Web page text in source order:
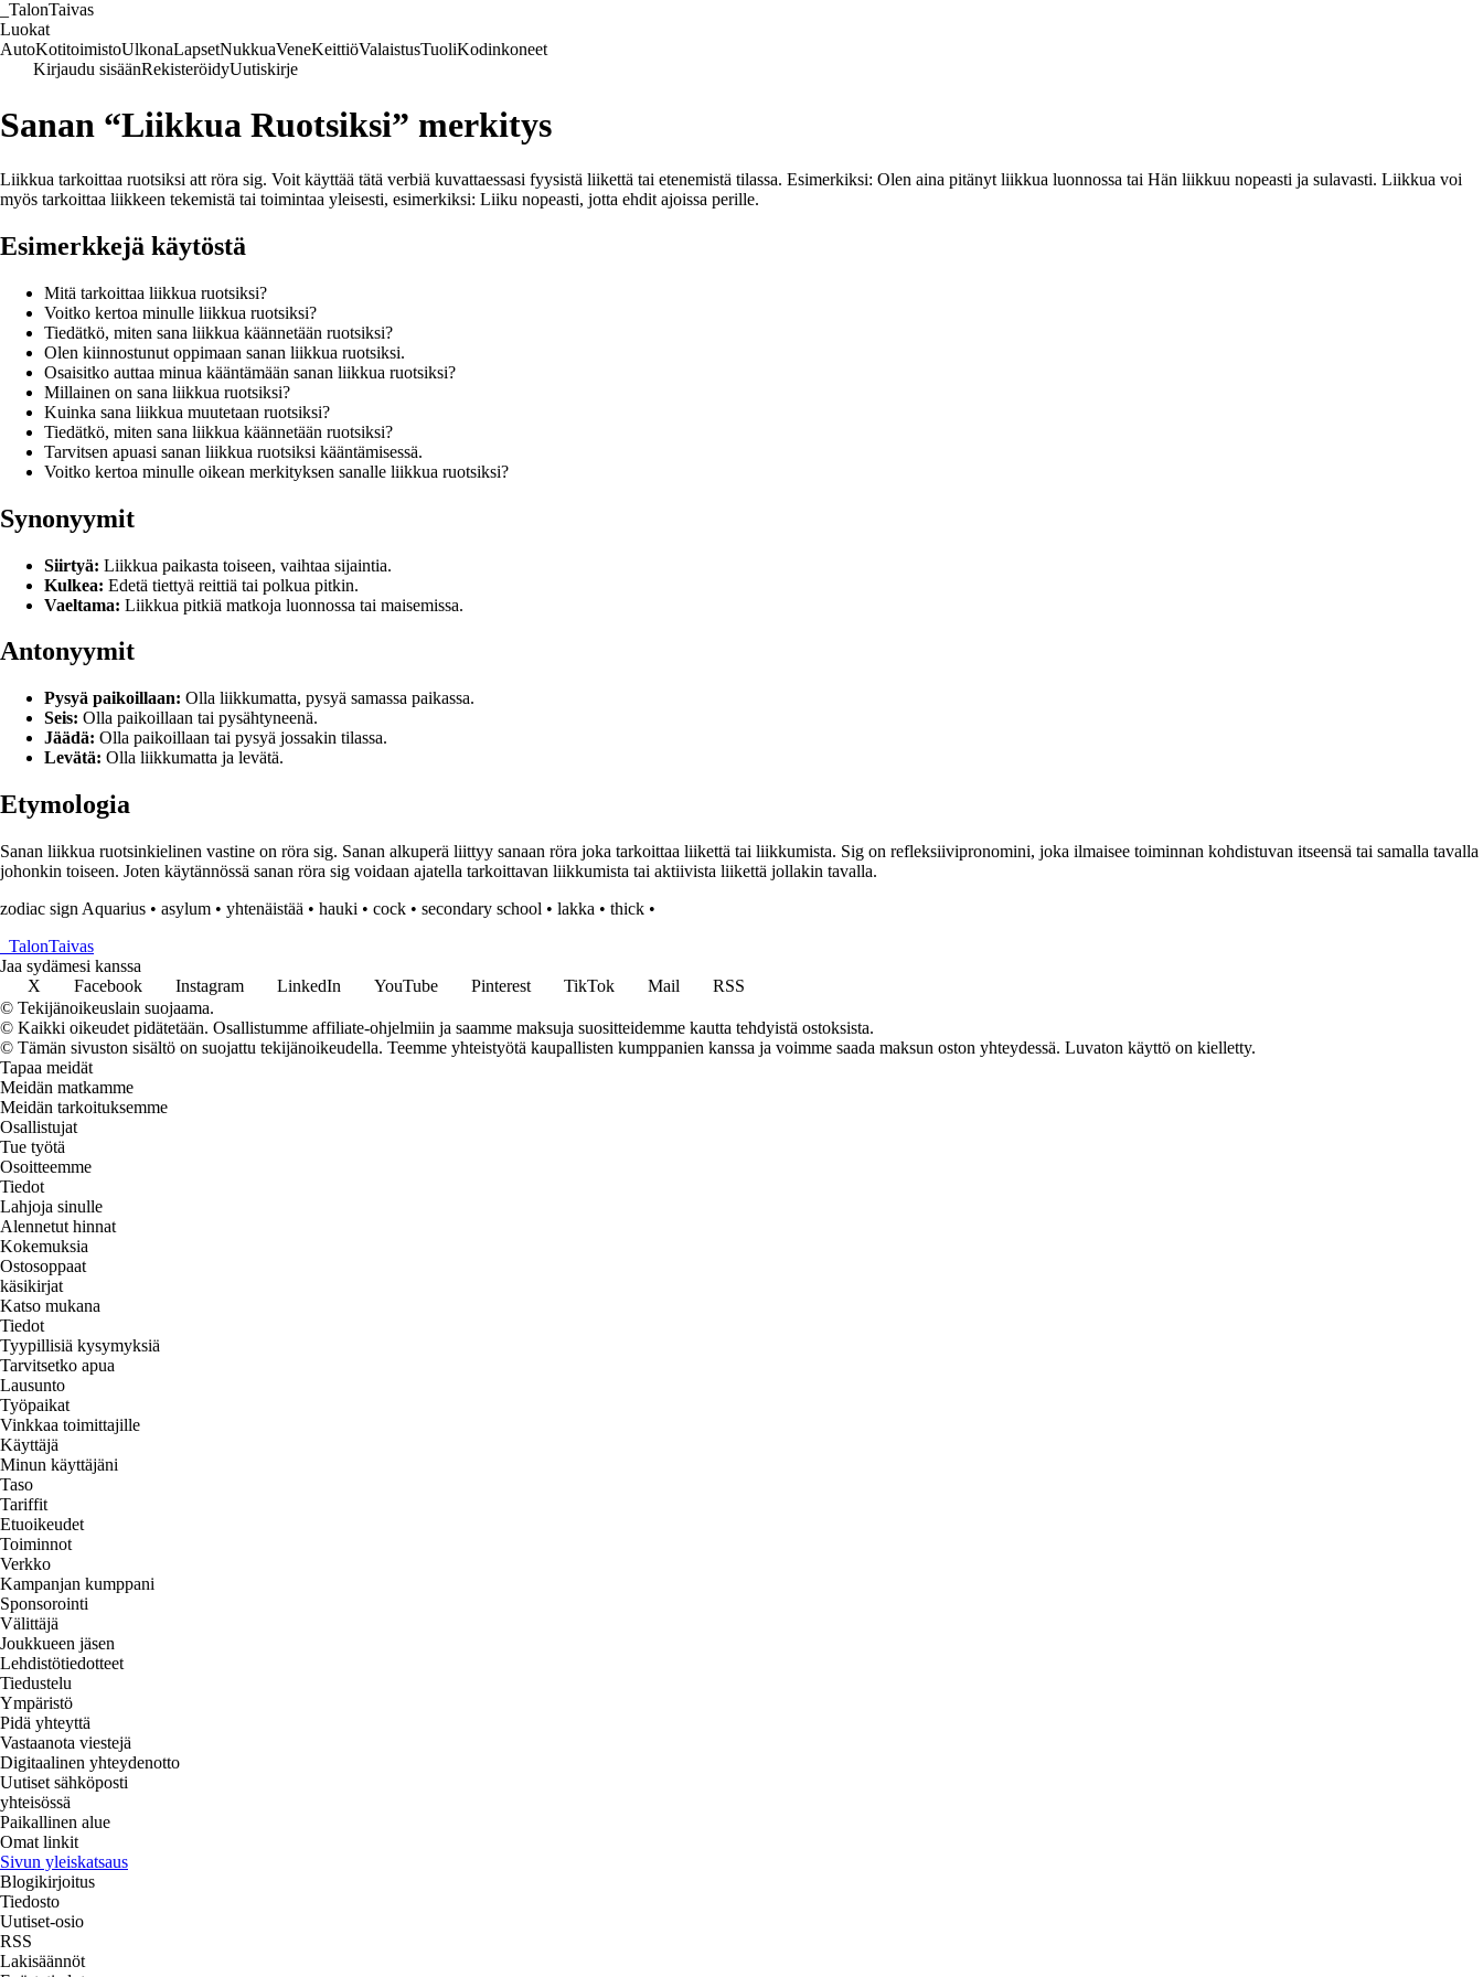
TalonTaivas
Luokat
AutoKotitoimistoUlkonaLapsetNukkuaVeneKeittiöValaistusTuoliKodinkoneet
Kirjaudu sisäänRekisteröidyUutiskirje
Sanan “Liikkua Ruotsiksi” merkitys
Liikkua tarkoittaa ruotsiksi att röra sig. Voit käyttää tätä verbiä kuvattaessasi fyysistä liikettä tai etenemistä tilassa. Esimerkiksi: Olen aina pitänyt liikkua luonnossa tai Hän liikkuu nopeasti ja sulavasti. Liikkua voi
myös tarkoittaa liikkeen tekemistä tai toimintaa yleisesti, esimerkiksi: Liiku nopeasti, jotta ehdit ajoissa perille.
Esimerkkejä käytöstä
Mitä tarkoittaa liikkua ruotsiksi?
Voitko kertoa minulle liikkua ruotsiksi?
Tiedätkö, miten sana liikkua käännetään ruotsiksi?
Olen kiinnostunut oppimaan sanan liikkua ruotsiksi.
Osaisitko auttaa minua kääntämään sanan liikkua ruotsiksi?
Millainen on sana liikkua ruotsiksi?
Kuinka sana liikkua muutetaan ruotsiksi?
Tiedätkö, miten sana liikkua käännetään ruotsiksi?
Tarvitsen apuasi sanan liikkua ruotsiksi kääntämisessä.
Voitko kertoa minulle oikean merkityksen sanalle liikkua ruotsiksi?
Synonyymit
Siirtyä: Liikkua paikasta toiseen, vaihtaa sijaintia.
Kulkea: Edetä tiettyä reittiä tai polkua pitkin.
Vaeltama: Liikkua pitkiä matkoja luonnossa tai maisemissa.
Antonyymit
Pysyä paikoillaan: Olla liikkumatta, pysyä samassa paikassa.
Seis: Olla paikoillaan tai pysähtyneenä.
Jäädä: Olla paikoillaan tai pysyä jossakin tilassa.
Levätä: Olla liikkumatta ja levätä.
Etymologia
Sanan liikkua ruotsinkielinen vastine on röra sig. Sanan alkuperä liittyy sanaan röra joka tarkoittaa liikettä tai liikkumista. Sig on refleksiivipronomini, joka ilmaisee toiminnan kohdistuvan itseensä tai samalla tavalla
johonkin toiseen. Joten käytännössä sanan röra sig voidaan ajatella tarkoittavan liikkumista tai aktiivista liikettä jollakin tavalla.
zodiac sign Aquarius • asylum • yhtenäistää • hauki • cock • secondary school • lakka • thick •
TalonTaivas
Jaa sydämesi kanssa
X
Facebook Instagram LinkedIn YouTube Pinterest TikTok Mail
RSS
© Tekijänoikeuslain suojaama.
© Kaikki oikeudet pidätetään. Osallistumme affiliate-ohjelmiin ja saamme maksuja suositteidemme kautta tehdyistä ostoksista.
© Tämän sivuston sisältö on suojattu tekijänoikeudella. Teemme yhteistyötä kaupallisten kumppanien kanssa ja voimme saada maksun oston yhteydessä. Luvaton käyttö on kielletty.
Tapaa meidät
Meidän matkamme
Meidän tarkoituksemme
Osallistujat
Tue työtä
Osoitteemme
Tiedot
Lahjoja sinulle
Alennetut hinnat
Kokemuksia
Ostosoppaat
käsikirjat
Katso mukana
Tiedot
Tyypillisiä kysymyksiä
Tarvitsetko apua
Lausunto
Työpaikat
Vinkkaa toimittajille
Käyttäjä
Minun käyttäjäni
Taso
Tariffit
Etuoikeudet
Toiminnot
Verkko
Kampanjan kumppani
Sponsorointi
Välittäjä
Joukkueen jäsen
Lehdistötiedotteet
Tiedustelu
Ympäristö
Pidä yhteyttä
Vastaanota viestejä
Digitaalinen yhteydenotto
Uutiset sähköposti
yhteisössä
Paikallinen alue
Omat linkit
Sivun yleiskatsaus
Blogikirjoitus
Tiedosto
Uutiset-osio
RSS
Lakisäännöt